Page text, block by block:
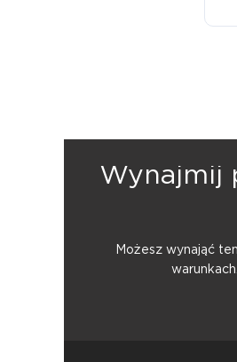
Wynajmij
Możesz wynająć